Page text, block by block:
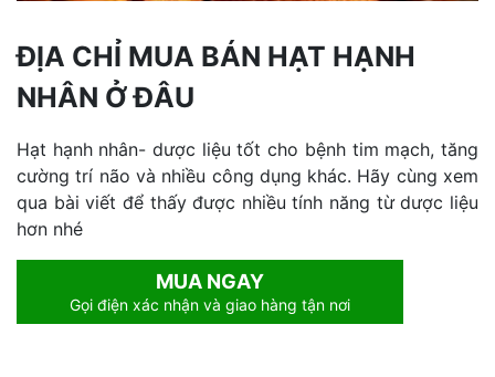
ĐỊA CHỈ MUA BÁN HẠT HẠNH
NHÂN Ở ĐÂU
Hạt hạnh nhân- dược liệu tốt cho bệnh tim mạch, tăng
cường trí não và nhiều công dụng khác. Hãy cùng xem
qua bài viết để thấy được nhiều tính năng từ dược liệu
hơn nhé
MUA NGAY
Gọi điện xác nhận và giao hàng tận nơi